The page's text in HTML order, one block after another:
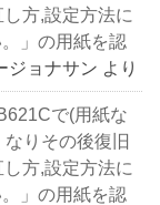
方,設定方法に
」の用紙を認
ジョナサン より
で(用紙な
りその後復旧
方,設定方法に
」の用紙を認